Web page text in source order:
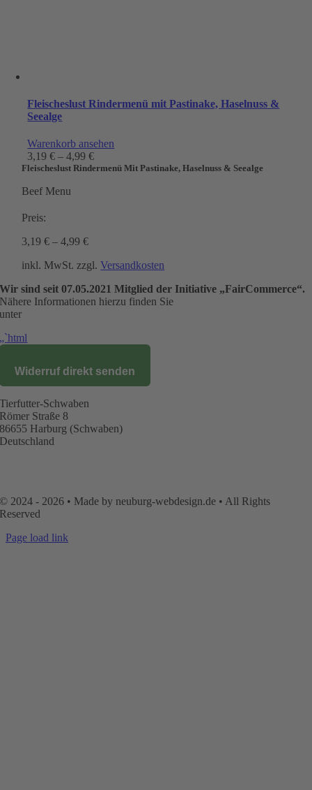
Fleischeslust Rindermenü mit Pastinake, Haselnuss &
Seealge
Warenkorb ansehen
3,19€ –4,99€
Fleischeslust Rindermenü Mit Pastinake, Haselnuss & Seealge
Beef Menu
Preis:
3,19€ –4,99€
inkl. MwSt. zzgl.Versandkosten
Wir sind seit07.05.2021Mitglied der Initiative „FairCommerce“.
Nähere Informationen hierzu finden Sie
unter
„`html
Widerruf direkt senden
Tierfutter-Schwaben
Römer Straße 8
86655 Harburg (Schwaben)
Deutschland
© 2024 - 2026 • Made by neuburg-webdesign.de • All Rights
Reserved
Page load link